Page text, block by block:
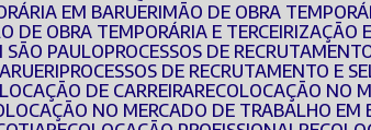
EM BARUERI
MÃO DE OBRA
DE OBRA TEMPORÁRIA E TERCEIRIZAÇÃO
SÃO PAULO
PROCESSOS DE
PROCESSOS DE RECRUTAMENTO E
DE CARREIRA RECOLOCAÇÃO NO
NO MERCADO DE TRABALHO EM